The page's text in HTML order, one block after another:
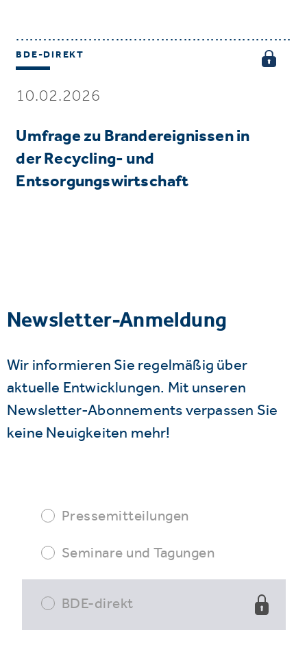
BDE-DIREKT
10.02.2026
Umfrage zu Brandereignissen in
der Recycling- und
Entsorgungswirtschaft
Newsletter-Anmeldung
Wir informieren Sie regelmäßig über
aktuelle Entwicklungen. Mit unseren
Newsletter-Abonnements verpassen Sie
keine Neuigkeiten mehr!
Pressemitteilungen
Seminare und Tagungen
BDE-direkt